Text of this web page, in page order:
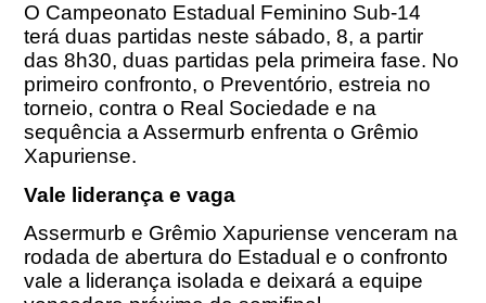
O Campeonato Estadual Feminino Sub-14
terá duas partidas neste sábado, 8, a partir
das 8h30, duas partidas pela primeira fase. No
primeiro confronto, o Preventório, estreia no
torneio, contra o Real Sociedade e na
sequência a Assermurb enfrenta o Grêmio
Xapuriense.
Vale liderança e vaga
Assermurb e Grêmio Xapuriense venceram na
rodada de abertura do Estadual e o confronto
vale a liderança isolada e deixará a equipe